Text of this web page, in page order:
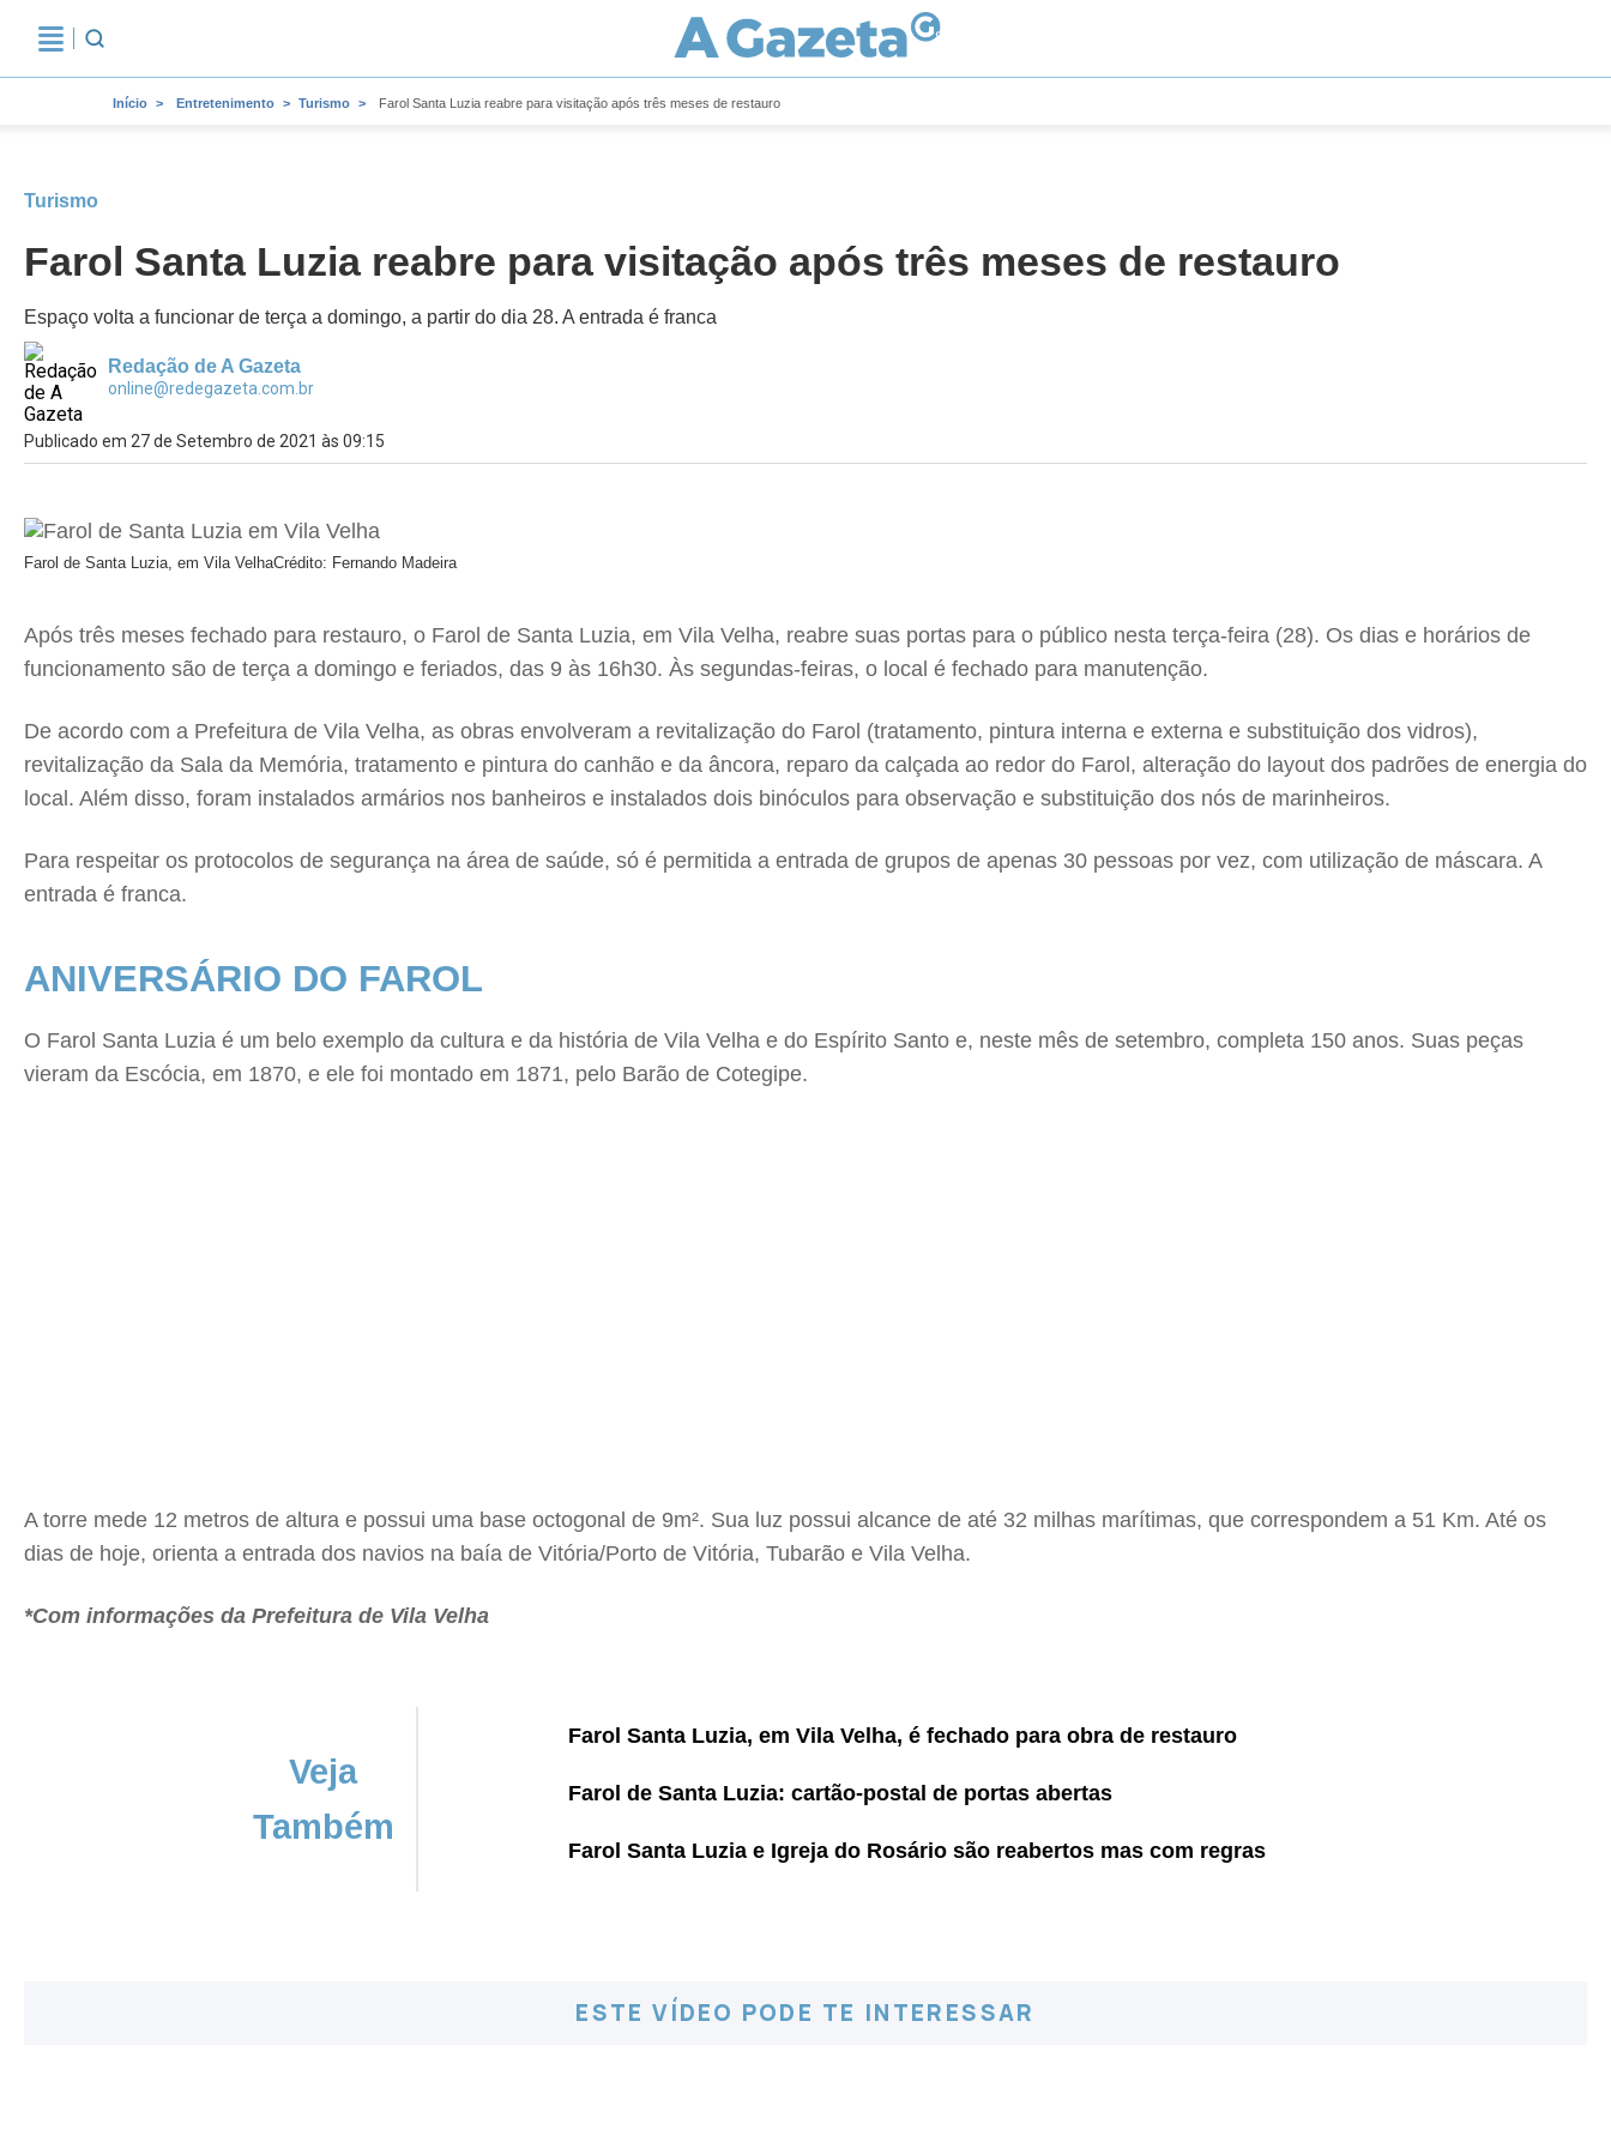
Início Entretenimento Turismo Farol Santa Luzia reabre para visitação após três meses de restauro
Turismo
Farol Santa Luzia reabre para visitação após três meses de restauro
Espaço volta a funcionar de terça a domingo, a partir do dia 28. A entrada é franca
Redação de A Gazeta
online@redegazeta.com.br
Publicado em 27 de Setembro de 2021 às 09:15
Farol de Santa Luzia, em Vila VelhaCrédito: Fernando Madeira
Após três meses fechado para restauro, o Farol de Santa Luzia, em Vila Velha, reabre suas portas para o público nesta terça-feira (28). Os dias e horários de
funcionamento são de terça a domingo e feriados, das 9 às 16h30. Às segundas-feiras, o local é fechado para manutenção.
De acordo com a Prefeitura de Vila Velha, as obras envolveram a revitalização do Farol (tratamento, pintura interna e externa e substituição dos vidros),
revitalização da Sala da Memória, tratamento e pintura do canhão e da âncora, reparo da calçada ao redor do Farol, alteração do layout dos padrões de energia do
local. Além disso, foram instalados armários nos banheiros e instalados dois binóculos para observação e substituição dos nós de marinheiros.
Para respeitar os protocolos de segurança na área de saúde, só é permitida a entrada de grupos de apenas 30 pessoas por vez, com utilização de máscara. A
entrada é franca.
ANIVERSÁRIO DO FAROL
O Farol Santa Luzia é um belo exemplo da cultura e da história de Vila Velha e do Espírito Santo e, neste mês de setembro, completa 150 anos. Suas peças
vieram da Escócia, em 1870, e ele foi montado em 1871, pelo Barão de Cotegipe.
A torre mede 12 metros de altura e possui uma base octogonal de 9m². Sua luz possui alcance de até 32 milhas marítimas, que correspondem a 51 Km. Até os
dias de hoje, orienta a entrada dos navios na baía de Vitória/Porto de Vitória, Tubarão e Vila Velha.
*Com informações da Prefeitura de Vila Velha
Veja
Também
Farol Santa Luzia, em Vila Velha, é fechado para obra de restauro
Farol de Santa Luzia: cartão-postal de portas abertas
Farol Santa Luzia e Igreja do Rosário são reabertos mas com regras
ESTE VÍDEO PODE TE INTERESSAR